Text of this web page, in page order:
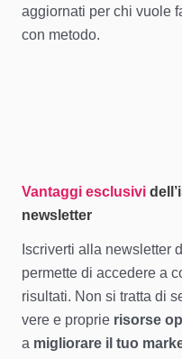
aggiornati per chi vuole
con metodo.
Vantaggi esclusivi
newsletter
Iscriverti alla newsletter
permette di accedere a
risultati. Non si tratta di
vere e proprie risorse
a migliorare il tuo